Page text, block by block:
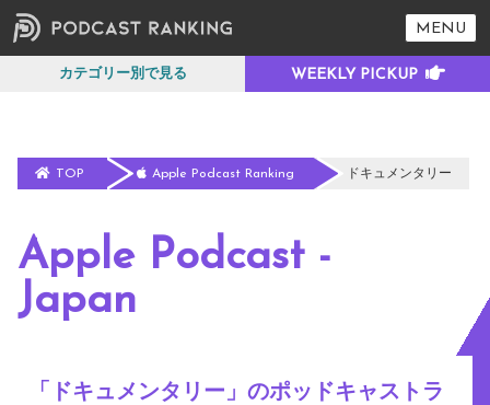
カテゴリー別で見る
MENU
TOP Apple Podcast Ranking ドキュメンタリー
Apple Podcast -
Japan
「ドキュメンタリー」のポッドキャストラ